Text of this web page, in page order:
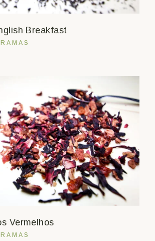
Breakfast
Vermelhos